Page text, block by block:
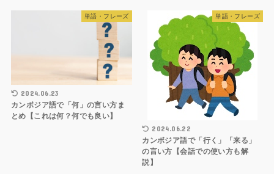
単語・フレーズ
2024.06.23
カンボジア語で「何」の言い方ま
とめ【これは何？何でも良い】
単語・フレーズ
2024.06.22
カンボジア語で「行く」「来る」
の言い方【会話での使い方も解
説】